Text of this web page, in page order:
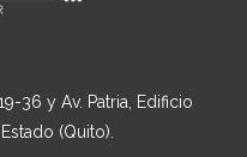
36 y Av. Patria, Edificio
(Quito).